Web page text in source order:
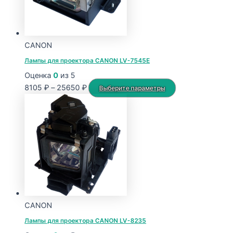
CANON
Лампы для проектора CANON LV-7545E
Оценка 0 из 5
8105 ₽ – 25650 ₽Диапазон
цен:
8105 ₽
–
25650 ₽
Выберите параметры
Этот
CANON
Лампы для проектора CANON LV-8235